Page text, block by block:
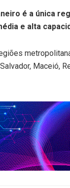
é a única
e alta
Maceió,